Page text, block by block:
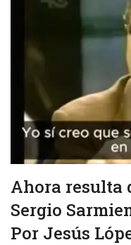
Ahora resulta
Sergio
Por Jesús